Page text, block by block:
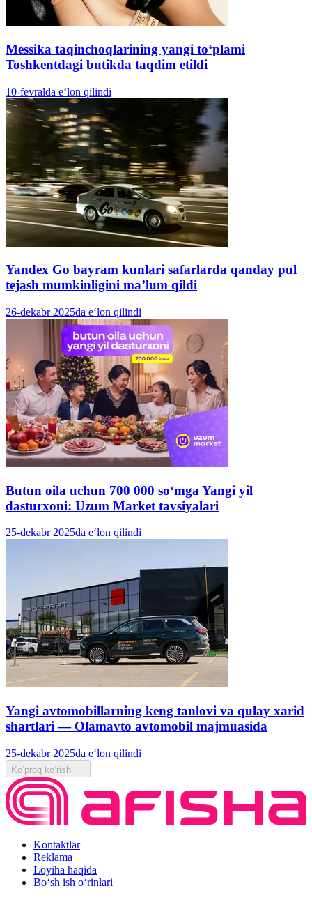
Messika taqinchoqlarining yangi to‘plami
Toshkentdagi butikda taqdim etildi
10-fevralda e‘lon qilindi
Yandex Go bayram kunlari safarlarda qanday pul
tejash mumkinligini ma’lum qildi
26-dekabr 2025da e‘lon qilindi
Butun oila uchun 700 000 so‘mga Yangi yil
dasturxoni: Uzum Market tavsiyalari
25-dekabr 2025da e‘lon qilindi
Yangi avtomobillarning keng tanlovi va qulay xarid
shartlari — Olamavto avtomobil majmuasida
25-dekabr 2025da e‘lon qilindi
Ko‘proq ko‘rish
Kontaktlar
Reklama
Loyiha haqida
Bo‘sh ish o‘rinlari